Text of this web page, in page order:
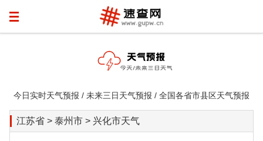
今日实时天气预报 / 未来三日天气预报 / 全国各省市县区天气预报
江苏省 > 泰州市 > 兴化市天气